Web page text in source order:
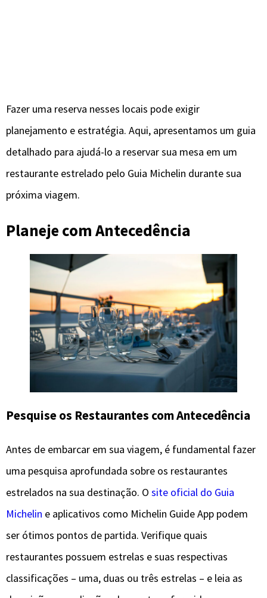
Fazer uma reserva nesses locais pode exigir
planejamento e estratégia. Aqui, apresentamos um guia
detalhado para ajudá-lo a reservar sua mesa em um
restaurante estrelado pelo Guia Michelin durante sua
próxima viagem.
Planeje com Antecedência
Pesquise os Restaurantes com Antecedência
Antes de embarcar em sua viagem, é fundamental fazer
uma pesquisa aprofundada sobre os restaurantes
estrelados na sua destinação. O site oficial do Guia
Michelin e aplicativos como Michelin Guide App podem
ser ótimos pontos de partida. Verifique quais
restaurantes possuem estrelas e suas respectivas
classificações – uma, duas ou três estrelas – e leia as